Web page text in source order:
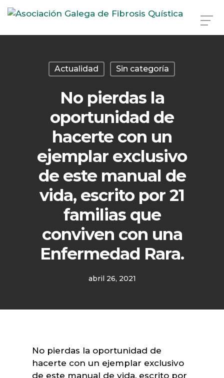
Actualidad Sin categoría
No pierdas la
oportunidad de
hacerte con un
ejemplar exclusivo
de este manual de
vida, escrito por 21
familias que
conviven con una
Enfermedad Rara.
abril 26, 2021
No pierdas la oportunidad de
hacerte con un ejemplar exclusivo
de este manual de vida, escrito por